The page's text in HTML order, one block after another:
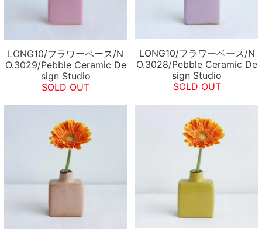
LONG10/フラワーベース/N
O.3029/Pebble Ceramic De
sign Studio
SOLD OUT
LONG10/フラワーベース/N
O.3028/Pebble Ceramic De
sign Studio
SOLD OUT